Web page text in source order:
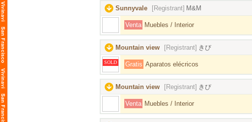
Sunnyvale [Registrant] M&M
Venta Muebles / Interior
Mountain view [Registrant] きび
SOLD Gratis Aparatos elécricos
Mountain view [Registrant] きび
Venta Muebles / Interior